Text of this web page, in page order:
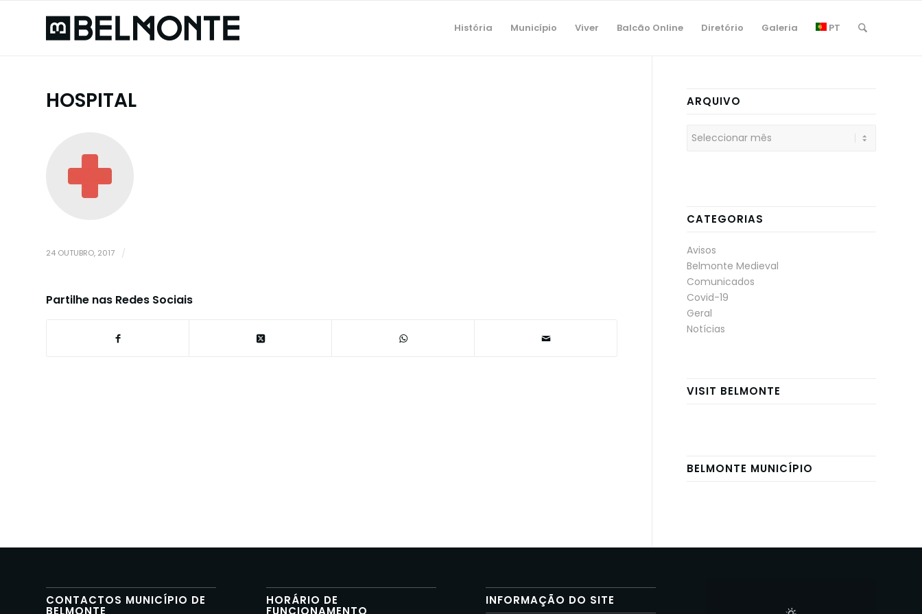
História Município Viver Balcão Online Diretório Galeria PT
HOSPITAL
24 OUTUBRO, 2017 /
Partilhe nas Redes Sociais
ARQUIVO
CATEGORIAS
Avisos
Belmonte Medieval
Comunicados
Covid-19
Geral
Notícias
VISIT BELMONTE
BELMONTE MUNICÍPIO
CONTACTOS MUNICÍPIO DE
BELMONTE
HORÁRIO DE
FUNCIONAMENTO
INFORMAÇÃO DO SITE